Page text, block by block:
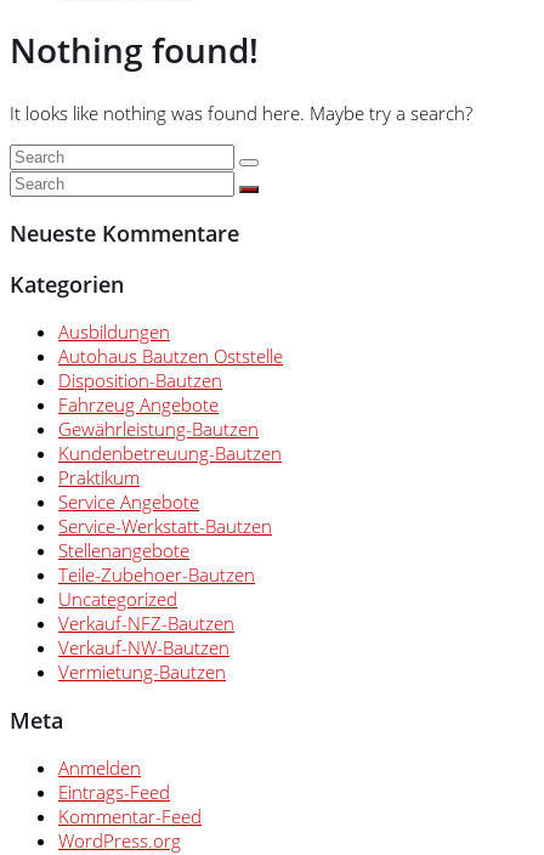
Nothing found!
It looks like nothing was found here. Maybe try a search?
Neueste Kommentare
Kategorien
Ausbildungen
Autohaus Bautzen Oststelle
Disposition-Bautzen
Fahrzeug Angebote
Gewährleistung-Bautzen
Kundenbetreuung-Bautzen
Praktikum
Service Angebote
Service-Werkstatt-Bautzen
Stellenangebote
Teile-Zubehoer-Bautzen
Uncategorized
Verkauf-NFZ-Bautzen
Verkauf-NW-Bautzen
Vermietung-Bautzen
Meta
Anmelden
Eintrags-Feed
Kommentar-Feed
WordPress.org